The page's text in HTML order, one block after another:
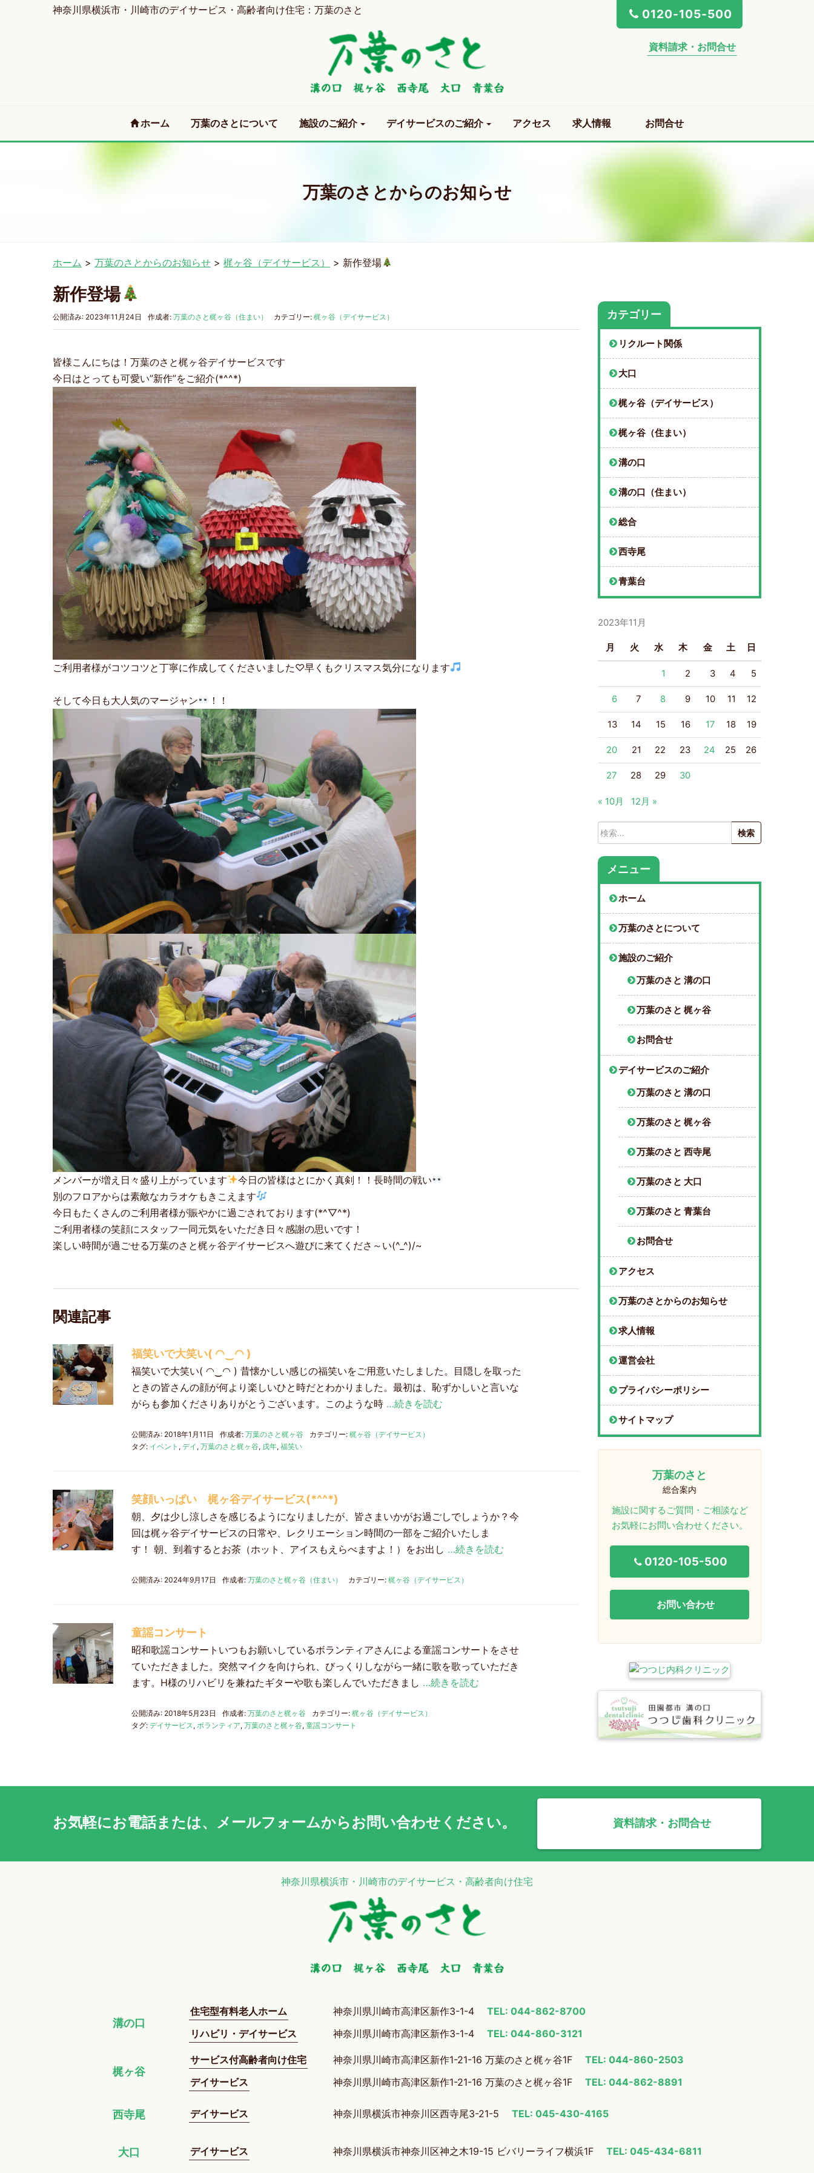
神奈川県横浜市・川崎市のデイサービス・高齢者向け住宅：万葉のさと 0120-105-500
資料請求・お問合せ
ホーム (current)
万葉のさとについて 施設のご紹介 デイサービスのご紹介 アクセス 求人情報 お問合せ
万葉のさとからのお知らせ
ホーム > 万葉のさとからのお知らせ > 梶ヶ谷（デイサービス） > 新作登場
新作登場
公開済み: 2023年11月24日 作成者: 万葉のさと梶ヶ谷（住まい） カテゴリー: 梶ヶ谷（デイサービス）
皆様こんにちは！万葉のさと梶ヶ谷デイサービスです
今日はとっても可愛い”新作”をご紹介(*^^*)
ご利用者様がコツコツと丁寧に作成してくださいました♡早くもクリスマス気分になります
そして今日も大人気のマージャン ！！
メンバーが増え日々盛り上がっています
今日の皆様はとにかく真剣！！長時間の戦い
別のフロアからは素敵なカラオケもきこえます
今日もたくさんのご利用者様が賑やかに過ごされております(*^▽^*)
ご利用者様の笑顔にスタッフ一同元気をいただき日々感謝の思いです！
楽しい時間が過ごせる万葉のさと梶ヶ谷デイサービスへ遊びに来てくださ～い(^_^)/~
関連記事
福笑いで大笑い( ◠‿◠ )
福笑いで大笑い( ◠‿◠ ) 昔懐かしい感じの福笑いをご用意いたしました。目隠しを取った
ときの皆さんの顔が何より楽しいひと時だとわかりました。最初は、恥ずかしいと言いな
がらも参加くださりありがとうございます。このような時 …続きを読む
公開済み: 2018年1月11日 作成者: 万葉のさと梶ヶ谷 カテゴリー: 梶ヶ谷（デイサービス）
タグ: イベント , デイ , 万葉のさと梶ヶ谷, 戌年, 福笑い
笑顔いっぱい 梶ヶ谷デイサービス(*^^*)
朝、夕は少し涼しさを感じるようになりましたが、皆さまいかがお過ごしでしょうか？今
回は梶ヶ谷デイサービスの日常や、レクリエーション時間の一部をご紹介いたしま
す！ 朝、到着するとお茶（ホット、アイスもえらべますよ！）をお出し …続きを読む
公開済み: 2024年9月17日 作成者: 万葉のさと梶ヶ谷（住まい） カテゴリー: 梶ヶ谷（デイサービス）
童謡コンサート
昭和歌謡コンサートいつもお願いしているボランティアさんによる童謡コンサートをさせ
ていただきました。突然マイクを向けられ、びっくりしながら一緒に歌を歌っていただき
ます。H様のリハビリを兼ねたギターや歌も楽しんでいただきまし …続きを読む
公開済み: 2018年5月23日 作成者: 万葉のさと梶ヶ谷 カテゴリー: 梶ヶ谷（デイサービス）
タグ: デイサービス , ボランティア, 万葉のさと梶ヶ谷, 童謡コンサート
カテゴリー
リクルート関係
大口
梶ヶ谷（デイサービス）
梶ヶ谷（住まい）
溝の口
溝の口（住まい）
総合
西寺尾
青葉台
2023年11月
月 火 水 木 金 土 日
1 2 3 4 5
6 7 8 9 10 11 12
13 14 15 16 17 18 19
20 21 22 23 24 25 26
27 28 29 30
« 10月 12月 »
検
索:
メニュー
ホーム
万葉のさとについて
施設のご紹介
万葉のさと 溝の口
万葉のさと 梶ヶ谷
お問合せ
デイサービスのご紹介
万葉のさと 溝の口
万葉のさと 梶ヶ谷
万葉のさと 西寺尾
万葉のさと 大口
万葉のさと 青葉台
お問合せ
アクセス
万葉のさとからのお知らせ
求人情報
運営会社
プライバシーポリシー
サイトマップ
万葉のさと
総合案内
施設に関するご質問・ご相談など
お気軽にお問い合わせください。
0120-105-500
お問い合わせ
お気軽にお電話または、 メールフォームからお問い合わせください。 資料請求・お問合せ
神奈川県横浜市・川崎市のデイサービス・高齢者向け住宅
溝の口
住宅型有料老人ホーム
リハビリ・デイサービス
神奈川県川崎市高津区新作3-1-4
TEL: 044-862-8700
神奈川県川崎市高津区新作3-1-4
TEL: 044-860-3121
梶ヶ谷
サービス付高齢者向け住宅
デイサービス
神奈川県川崎市高津区新作1-21-16 万葉のさと梶ヶ谷1F
TEL: 044-860-2503
神奈川県川崎市高津区新作1-21-16 万葉のさと梶ヶ谷1F
TEL: 044-862-8891
西寺尾 デイサービス 神奈川県横浜市神奈川区西寺尾3-21-5 TEL: 045-430-4165
大口 デイサービス 神奈川県横浜市神奈川区神之木19-15 ビバリーライフ横浜1F TEL: 045-434-6811